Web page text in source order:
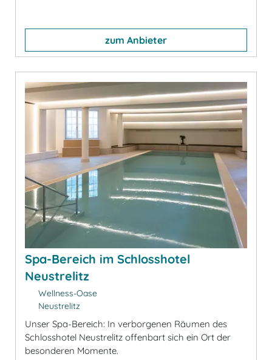
zum Anbieter
Spa-Bereich im Schlosshotel
Neustrelitz
Wellness-Oase
Neustrelitz
Unser Spa-Bereich: In verborgenen Räumen des
Schlosshotel Neustrelitz offenbart sich ein Ort der
besonderen Momente.